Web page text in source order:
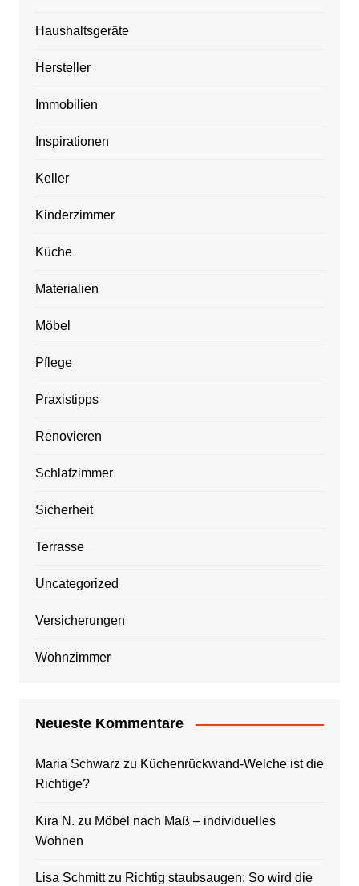
Haushaltsgeräte
Hersteller
Immobilien
Inspirationen
Keller
Kinderzimmer
Küche
Materialien
Möbel
Pflege
Praxistipps
Renovieren
Schlafzimmer
Sicherheit
Terrasse
Uncategorized
Versicherungen
Wohnzimmer
Neueste Kommentare
Maria Schwarz zu Küchenrückwand-Welche ist die
Richtige?
Kira N. zu Möbel nach Maß – individuelles
Wohnen
Lisa Schmittzu Richtig staubsaugen: So wird die